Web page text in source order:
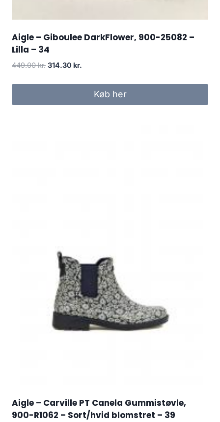
Aigle – Giboulee DarkFlower, 900-25082 –
Lilla – 34
449.00kr. Den
314.30 kr.
Køb her
Aigle – Carville PT Canela Gummistøvle,
900-R1062 – Sort/hvid blomstret – 39